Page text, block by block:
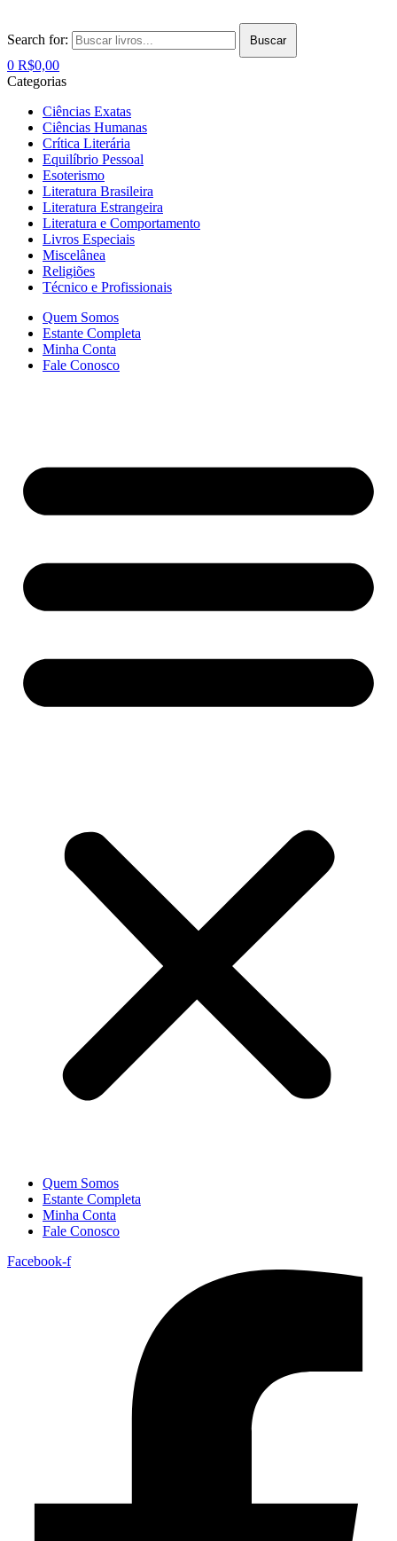
Search for: Buscar
0 R$0,00
Categorias
Ciências Exatas
Ciências Humanas
Crítica Literária
Equilíbrio Pessoal
Esoterismo
Literatura Brasileira
Literatura Estrangeira
Literatura e Comportamento
Livros Especiais
Miscelânea
Religiões
Técnico e Profissionais
Quem Somos
Estante Completa
Minha Conta
Fale Conosco
Quem Somos
Estante Completa
Minha Conta
Fale Conosco
Facebook-f